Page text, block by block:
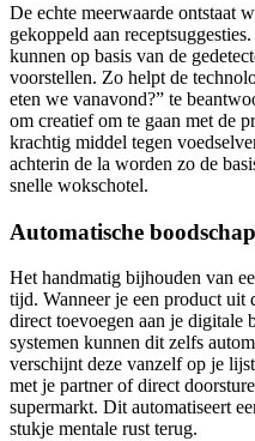
De echte meerwaarde ontstaat
gekoppeld aan
kunnen op basis van de
voorstellen. Zo helpt de
eten we vanavond?” te
om creatief om te gaan met de
krachtig middel tegen
achterin de la worden zo de
snelle wokschotel.
Automatische
Het handmatig bijhouden van
tijd. Wanneer je een product uit
direct toevoegen aan je digitale
systemen kunnen dit zelfs
verschijnt deze vanzelf op je
met je partner of direct
supermarkt. Dit automatiseert
stukje mentale rust terug.